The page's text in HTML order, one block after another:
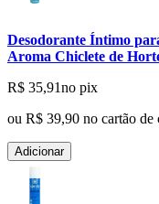
Desodorante Íntimo
Aroma Chiclete de
R$ 35,91no pix
ou R$ 39,90 no cartão de
Adicionar